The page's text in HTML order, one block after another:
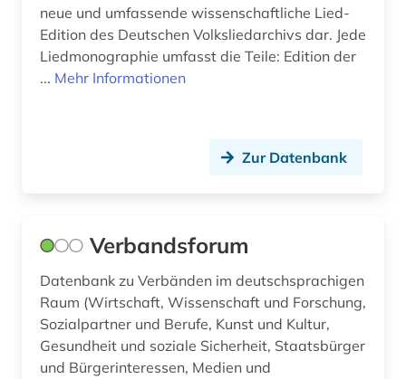
manager (1)
mann (1)
markt (3)
marktübersicht (1)
medienwissenschaft (1)
medizin (3)
neue und umfassende wissenschaftliche Lied-
Edition des Deutschen Volksliedarchivs dar. Jede
Liedmonographie umfasst die Teile: Edition der
... Mehr Informationen
Zur Datenbank
Verbandsforum
Datenbank zu Verbänden im deutschsprachigen
Raum (Wirtschaft, Wissenschaft und Forschung,
Sozialpartner und Berufe, Kunst und Kultur,
Gesundheit und soziale Sicherheit, Staatsbürger
und Bürgerinteressen, Medien und